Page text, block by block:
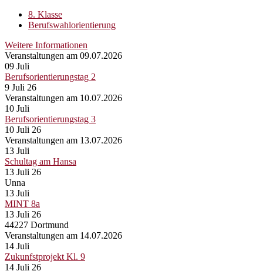
8. Klasse
Berufswahlorientierung
Weitere Informationen
Veranstaltungen am 09.07.2026
09 Juli
Berufsorientierungstag 2
9 Juli 26
Veranstaltungen am 10.07.2026
10 Juli
Berufsorientierungstag 3
10 Juli 26
Veranstaltungen am 13.07.2026
13 Juli
Schultag am Hansa
13 Juli 26
Unna
13 Juli
MINT 8a
13 Juli 26
44227 Dortmund
Veranstaltungen am 14.07.2026
14 Juli
Zukunfstprojekt Kl. 9
14 Juli 26